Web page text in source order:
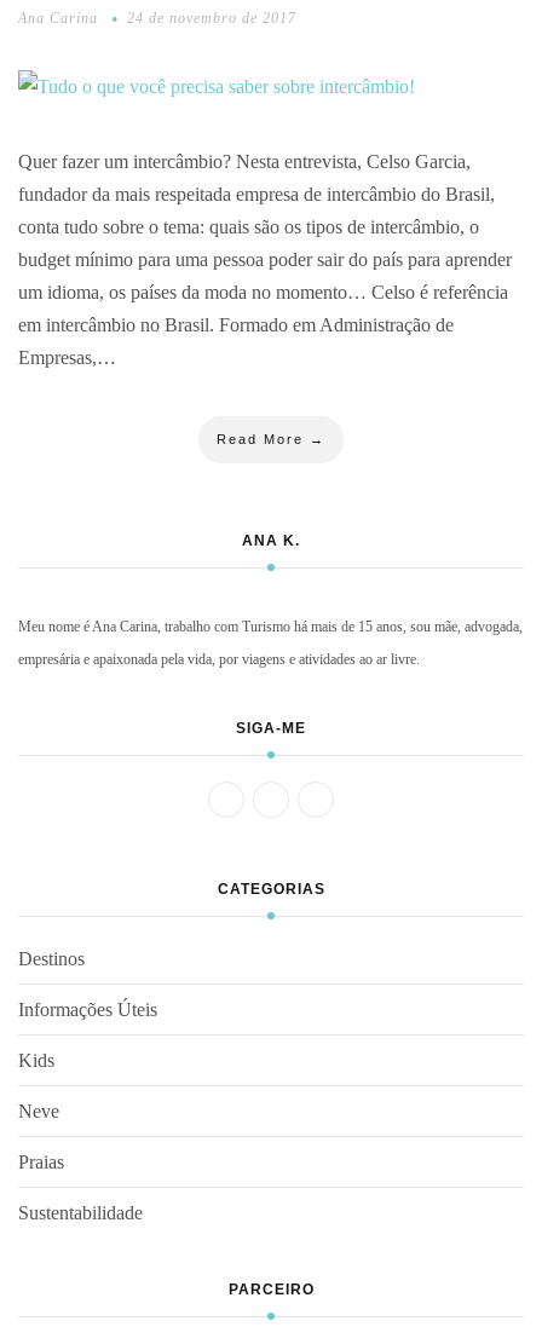
Ana Carina 24 de novembro de 2017
Quer fazer um intercâmbio? Nesta entrevista, Celso Garcia,
fundador da mais respeitada empresa de intercâmbio do Brasil,
conta tudo sobre o tema: quais são os tipos de intercâmbio, o
budget mínimo para uma pessoa poder sair do país para aprender
um idioma, os países da moda no momento… Celso é referência
em intercâmbio no Brasil. Formado em Administração de
Empresas,…
Read More →
ANA K.
Meu nome é Ana Carina, trabalho com Turismo há mais de 15 anos, sou mãe, advogada,
empresária e apaixonada pela vida, por viagens e atividades ao ar livre.
SIGA-ME
CATEGORIAS
Destinos
Informações Úteis
Kids
Neve
Praias
Sustentabilidade
PARCEIRO